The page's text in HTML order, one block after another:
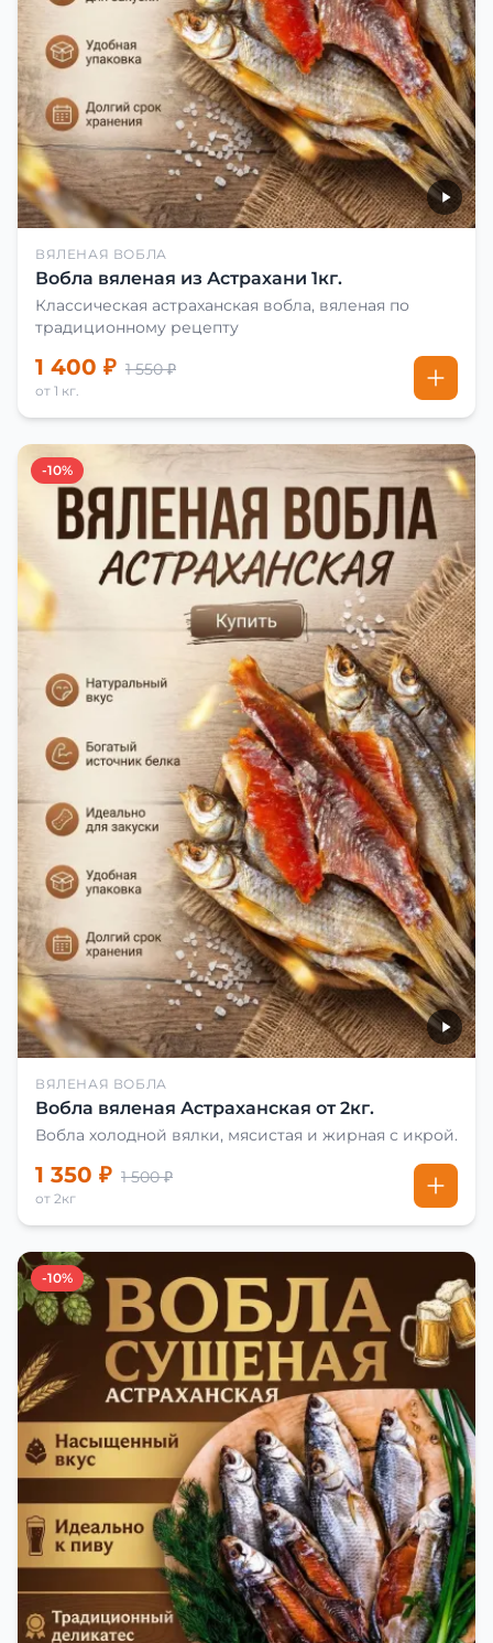
ВЯЛЕНАЯ ВОБЛА
Вобла вяленая из Астрахани 1кг.
Классическая астраханская вобла, вяленая по
традиционному рецепту
1 400 ₽ 1 550 ₽
от 1 кг.
-10%
ВЯЛЕНАЯ ВОБЛА
Вобла вяленая Астраханская от 2кг.
Вобла холодной вялки, мясистая и жирная с икрой.
1 350 ₽ 1 500 ₽
от 2кг
-10%